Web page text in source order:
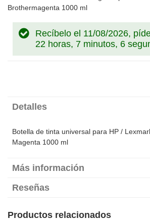
Brothermagenta 1000 ml
Recíbelo el 11/08/2026,
22 horas, 7 minutos, 6
Detalles
Botella de tinta universal para HP /
Magenta 1000 ml
Más información
Reseñas
Productos relacionados